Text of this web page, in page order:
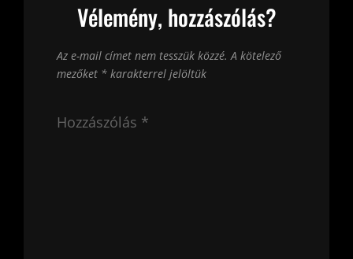
Vélemény, hozzászólás?
Az e-mail címet nem tesszük közzé. A kötelező
mezőket * karakterrel jelöltük
Hozzászólás *